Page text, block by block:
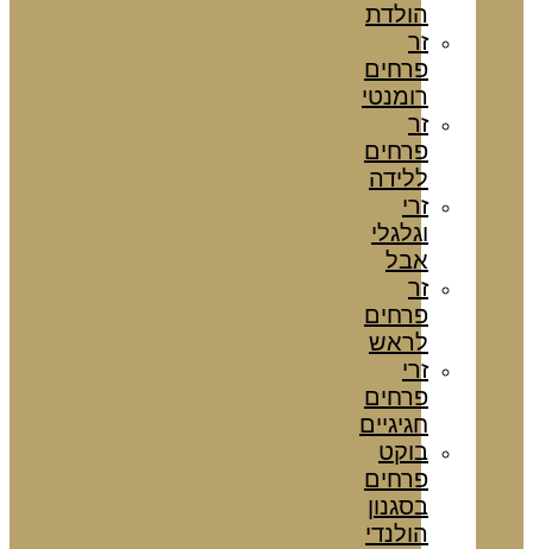
הולדת
זר
פרחים
רומנטי
זר
פרחים
ללידה
זרי
וגלגלי
אבל
זר
פרחים
לראש
זרי
פרחים
חגיגיים
בוקט
פרחים
בסגנון
הולנדי